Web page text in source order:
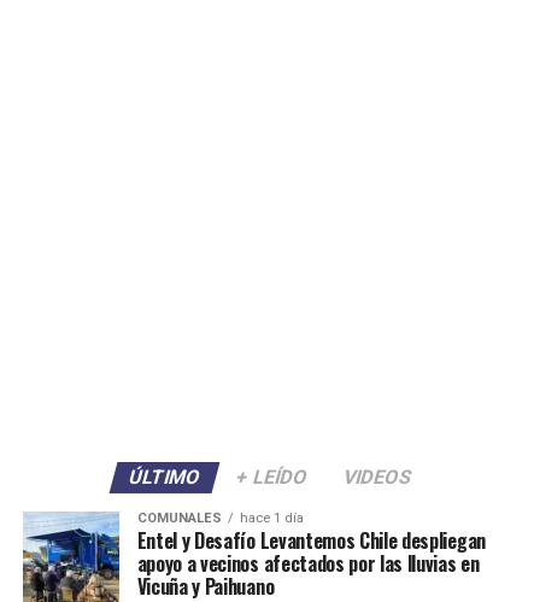
ÚLTIMO + LEÍDO VIDEOS
COMUNALES hace 1 día
Entel y Desafío Levantemos Chile despliegan
apoyo a vecinos afectados por las lluvias en
Vicuña y Paihuano